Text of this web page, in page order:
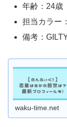
年齢：24歳
担当カラー
備考：
waku-time.net